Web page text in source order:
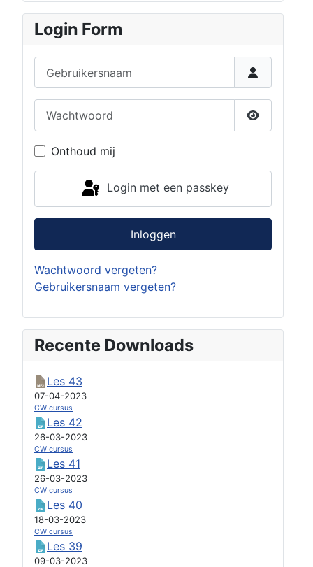
Login Form
Toon
Onthoud mij
Login met een passkey
Inloggen
Wachtwoord vergeten?
Gebruikersnaam vergeten?
Recente Downloads
Les 43
07-04-2023
CW cursus
Les 42
26-03-2023
CW cursus
Les 41
26-03-2023
CW cursus
Les 40
18-03-2023
CW cursus
Les 39
09-03-2023